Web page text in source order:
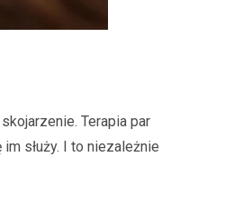
Terapia par
służy. I to niezależnie